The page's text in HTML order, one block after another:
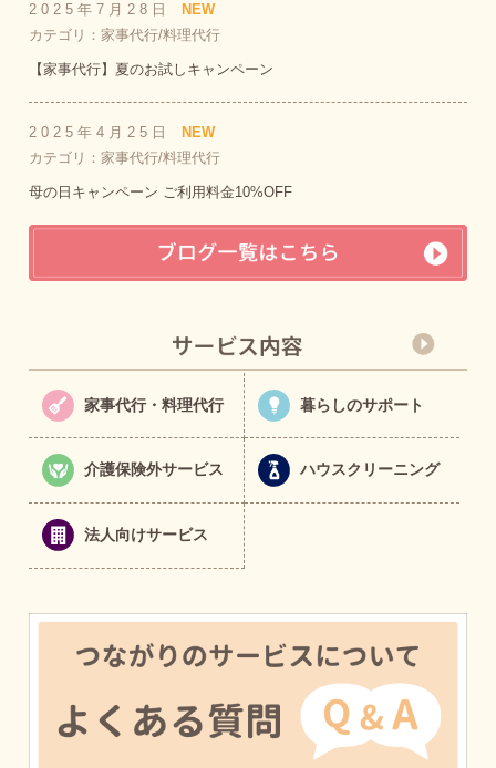
2025年7月28日
NEW
カテゴリ：家事代行/料理代行
【家事代行】夏のお試しキャンペーン
2025年4月25日
NEW
カテゴリ：家事代行/料理代行
母の日キャンペーン ご利用料金10%OFF
家事代行・料理代行 暮らしのサポート
介護保険外サービス ハウスクリーニング
法人向けサービス